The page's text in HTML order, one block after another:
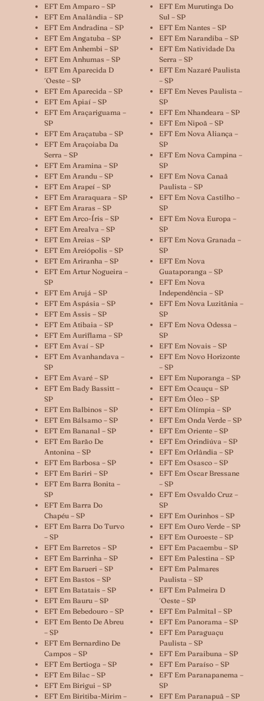
EFT Em Amparo – SP
EFT Em Analândia – SP
EFT Em Andradina – SP
EFT Em Angatuba – SP
EFT Em Anhembi – SP
EFT Em Anhumas – SP
EFT Em Aparecida D
´oeste – SP
EFT Em Aparecida – SP
EFT Em Apiaí – SP
EFT Em Araçariguama –
SP
EFT Em Araçatuba – SP
EFT Em Araçoiaba Da
Serra – SP
EFT Em Aramina – SP
EFT Em Arandu – SP
EFT Em Arapeí – SP
EFT Em Araraquara – SP
EFT Em Araras – SP
EFT Em Arco-Íris – SP
EFT Em Arealva – SP
EFT Em Areias – SP
EFT Em Areiópolis – SP
EFT Em Ariranha – SP
EFT Em Artur Nogueira –
SP
EFT Em Arujá – SP
EFT Em Aspásia – SP
EFT Em Assis – SP
EFT Em Atibaia – SP
EFT Em Auriflama – SP
EFT Em Avaí – SP
EFT Em Avanhandava –
SP
EFT Em Avaré – SP
EFT Em Bady Bassitt –
SP
EFT Em Balbinos – SP
EFT Em Bálsamo – SP
EFT Em Bananal – SP
EFT Em Barão De
Antonina – SP
EFT Em Barbosa – SP
EFT Em Bariri – SP
EFT Em Barra Bonita –
SP
EFT Em Barra Do
Chapéu – SP
EFT Em Barra Do Turvo
– SP
EFT Em Barretos – SP
EFT Em Barrinha – SP
EFT Em Barueri – SP
EFT Em Bastos – SP
EFT Em Batatais – SP
EFT Em Bauru – SP
EFT Em Bebedouro – SP
EFT Em Bento De Abreu
– SP
EFT Em Bernardino De
Campos – SP
EFT Em Bertioga – SP
EFT Em Bilac – SP
EFT Em Birigui – SP
EFT Em Biritiba-Mirim –
EFT Em Murutinga Do
Sul – SP
EFT Em Nantes – SP
EFT Em Narandiba – SP
EFT Em Natividade Da
Serra – SP
EFT Em Nazaré Paulista
– SP
EFT Em Neves Paulista –
SP
EFT Em Nhandeara – SP
EFT Em Nipoã – SP
EFT Em Nova Aliança –
SP
EFT Em Nova Campina –
SP
EFT Em Nova Canaã
Paulista – SP
EFT Em Nova Castilho –
SP
EFT Em Nova Europa –
SP
EFT Em Nova Granada –
SP
EFT Em Nova
Guataporanga – SP
EFT Em Nova
Independência – SP
EFT Em Nova Luzitânia –
SP
EFT Em Nova Odessa –
SP
EFT Em Novais – SP
EFT Em Novo Horizonte
– SP
EFT Em Nuporanga – SP
EFT Em Ocauçu – SP
EFT Em Óleo – SP
EFT Em Olímpia – SP
EFT Em Onda Verde – SP
EFT Em Oriente – SP
EFT Em Orindiúva – SP
EFT Em Orlândia – SP
EFT Em Osasco – SP
EFT Em Oscar Bressane
– SP
EFT Em Osvaldo Cruz –
SP
EFT Em Ourinhos – SP
EFT Em Ouro Verde – SP
EFT Em Ouroeste – SP
EFT Em Pacaembu – SP
EFT Em Palestina – SP
EFT Em Palmares
Paulista – SP
EFT Em Palmeira D
´oeste – SP
EFT Em Palmital – SP
EFT Em Panorama – SP
EFT Em Paraguaçu
Paulista – SP
EFT Em Paraibuna – SP
EFT Em Paraíso – SP
EFT Em Paranapanema –
SP
EFT Em Paranapuã – SP